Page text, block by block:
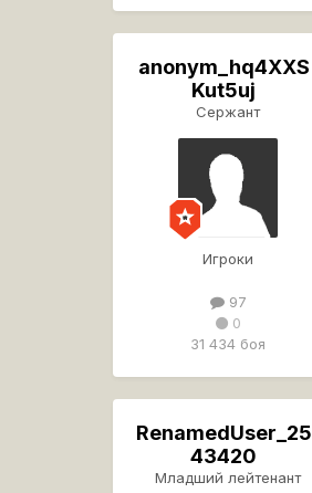
anonym_hq4XXS
Kut5uj
Сержант
Игроки
97
0
31 434 боя
RenamedUser_25
43420
Младший лейтенант